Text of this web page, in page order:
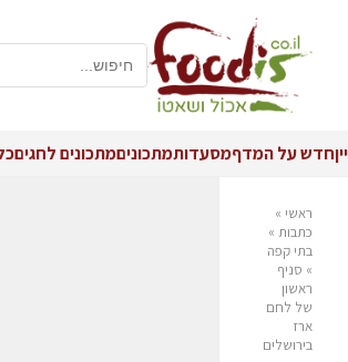
ייןחדש על המדףמסעדותמתכוניםמתכונים לחגים
ראשי »
כתבות »
בתי קפה
» סניף
ראשון
של לחם
ארז
בירושלים